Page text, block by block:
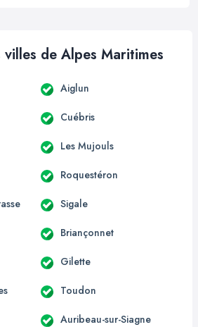
villes de Alpes Maritimes
Aiglun
Cuébris
Les Mujouls
Roquestéron
Sigale
Briançonnet
Gilette
Toudon
Auribeau-sur-Siagne